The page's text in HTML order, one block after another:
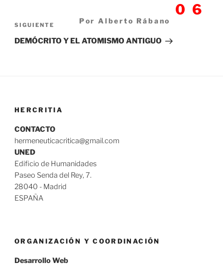
06
Por Alberto Rábano
Siguiente
entrada
SIGUIENTE
DEMÓCRITO Y EL ATOMISMO ANTIGUO
HERCRITIA
CONTACTO
hermeneuticacritica@gmail.com
UNED
Edificio de Humanidades
Paseo Senda del Rey, 7.
28040 - Madrid
ESPAÑA
ORGANIZACIÓN Y COORDINACIÓN
Desarrollo Web